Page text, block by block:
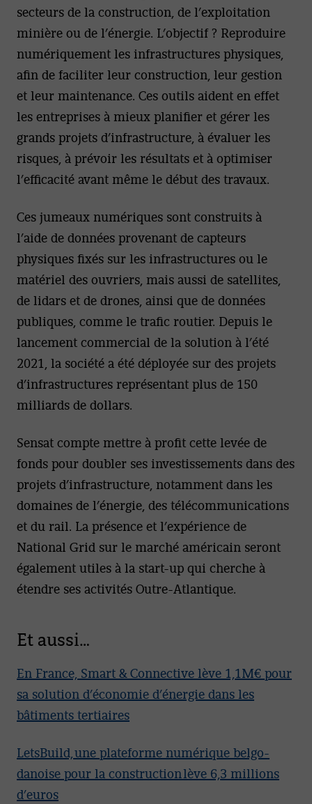
secteurs de la construction, de l’exploitation
minière ou de l’énergie. L’objectif ? Reproduire
numériquement les infrastructures physiques,
afin de faciliter leur construction, leur gestion
et leur maintenance. Ces outils aident en effet
les entreprises à mieux planifier et gérer les
grands projets d’infrastructure, à évaluer les
risques, à prévoir les résultats et à optimiser
l’efficacité avant même le début des travaux.
Ces jumeaux numériques sont construits à
l’aide de données provenant de capteurs
physiques fixés sur les infrastructures ou le
matériel des ouvriers, mais aussi de satellites,
de lidars et de drones, ainsi que de données
publiques, comme le trafic routier. Depuis le
lancement commercial de la solution à l’été
2021, la société a été déployée sur des projets
d’infrastructures représentant plus de 150
milliards de dollars.
Sensat compte mettre à profit cette levée de
fonds pour doubler ses investissements dans des
projets d’infrastructure, notamment dans les
domaines de l’énergie, des télécommunications
et du rail. La présence et l’expérience de
National Grid sur le marché américain seront
également utiles à la start-up qui cherche à
étendre ses activités Outre-Atlantique.
Et aussi…
En France, Smart & Connective lève 1,1M€ pour
sa solution d’économie d’énergie dans les
bâtiments tertiaires
LetsBuild, une plateforme numérique belgo-
danoise pour la construction lève 6,3 millions
d’euros